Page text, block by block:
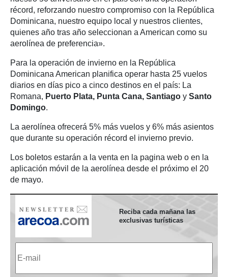
récord, reforzando nuestro compromiso con la República
Dominicana, nuestro equipo local y nuestros clientes,
quienes año tras año seleccionan a American como su
aerolínea de preferencia».
Para la operación de invierno en la República
Dominicana American planifica operar hasta 25 vuelos
diarios en días pico a cinco destinos en el país: La
Romana, Puerto Plata, Punta Cana, Santiago y Santo
Domingo.
La aerolínea ofrecerá 5% más vuelos y 6% más asientos
que durante su operación récord el invierno previo.
Los boletos estarán a la venta en la pagina web o en la
aplicación móvil de la aerolínea desde el próximo el 20
de mayo.
Reciba cada mañana las
exclusivas turísticas